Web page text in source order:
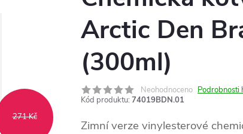
271 Kč
Arctic Den
(300ml)
Neohodnoceno Podrobnosti
Kód produktu: 74019BDN.01
Zimní verze vinylesterové